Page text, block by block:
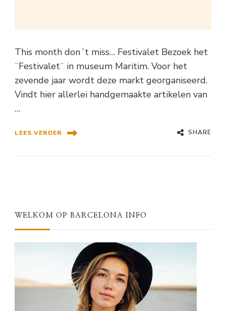
This month don´t miss… Festivalet Bezoek het
¨Festivalet¨ in museum Maritim. Voor het
zevende jaar wordt deze markt georganiseerd.
Vindt hier allerlei handgemaakte artikelen van
…
LEES VERDER SHARE
WELKOM OP BARCELONA INFO